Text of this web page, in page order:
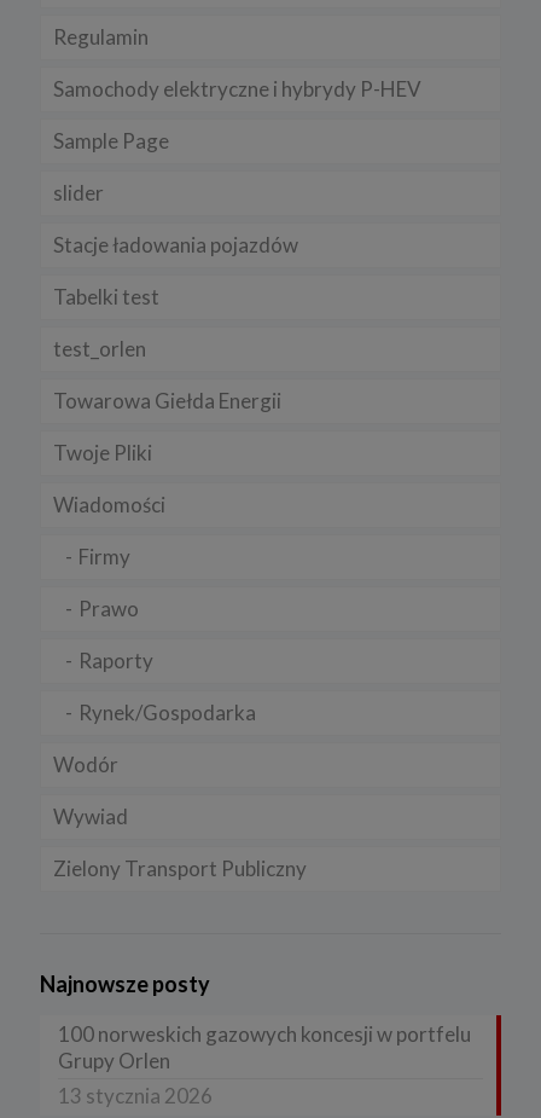
Regulamin
Samochody elektryczne i hybrydy P-HEV
Sample Page
slider
Stacje ładowania pojazdów
Tabelki test
test_orlen
Towarowa Giełda Energii
Twoje Pliki
Wiadomości
Firmy
Prawo
Raporty
Rynek/Gospodarka
Wodór
Wywiad
Zielony Transport Publiczny
Najnowsze posty
100 norweskich gazowych koncesji w portfelu
Grupy Orlen
13 stycznia 2026